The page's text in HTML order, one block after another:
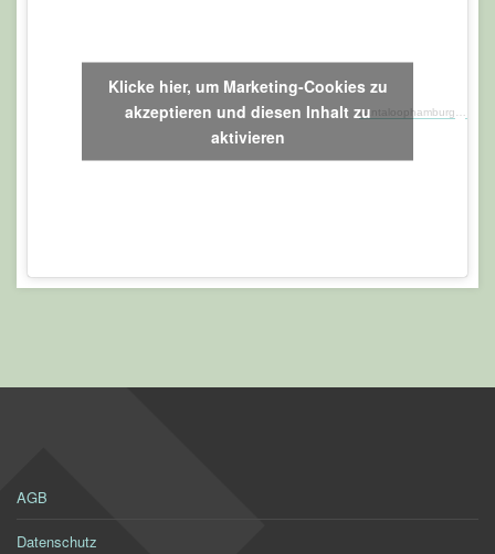
Klicke hier, um Marketing-Cookies zu
akzeptieren und diesen Inhalt zu
aktivieren
AGB
Datenschutz